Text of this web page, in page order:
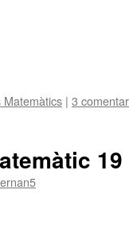
| 3
19